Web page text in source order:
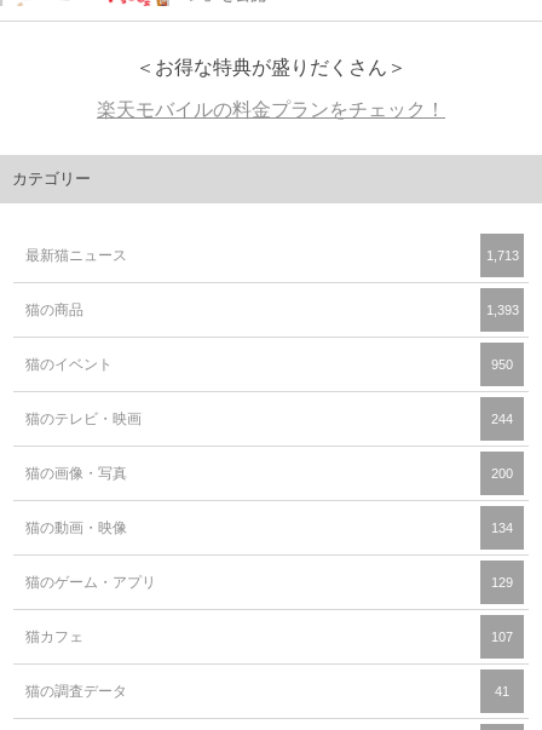
＜お得な特典が盛りだくさん＞
楽天モバイルの料金プランをチェック！
カテゴリー
最新猫ニュース 1,713
猫の商品 1,393
猫のイベント 950
猫のテレビ・映画 244
猫の画像・写真 200
猫の動画・映像 134
猫のゲーム・アプリ 129
猫カフェ 107
猫の調査データ 41